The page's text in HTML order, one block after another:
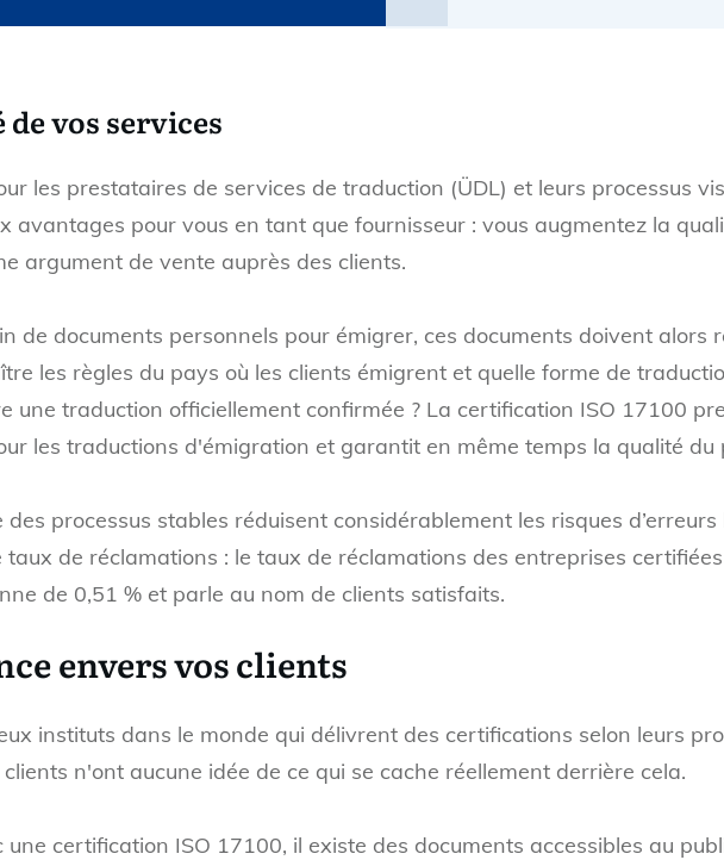
vos services
les prestataires de services de traduction (ÜDL) et leurs processus
avantages pour vous en tant que fournisseur : vous augmentez la
argument de vente auprès des clients.
de documents personnels pour émigrer, ces documents doivent alors
les règles du pays où les clients émigrent et quelle forme de
une traduction officiellement confirmée ? La certification ISO 17100
les traductions d'émigration et garantit en même temps la qualité du
des processus stables réduisent considérablement les risques
taux de réclamations : le taux de réclamations des entreprises
de 0,51 % et parle au nom de clients satisfaits.
envers vos clients
instituts dans le monde qui délivrent des certifications selon leurs
n'ont aucune idée de ce qui se cache réellement derrière cela.
une certification ISO 17100, il existe des documents accessibles au